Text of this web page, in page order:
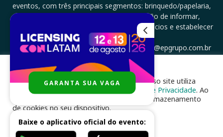
eventos, com três principais segmentos: brinquedo/papelaria,
licenciamento e zero a três com a missão de informar,
documentar, proporcionar encontro de negócios e estabelecer
parcerias.
CONTATO: +5511994513097 - atendimento@epgrupo.com.br
SIGA-NOS
Para melhor experiência e navegação, nosso site utiliza
cookies, de acordo com a nossa
Política de Privacidade. Ao
clicar em “aceito”, você concorda com o armazenamento
de cookies no seu dispositivo.
ACEITAR
GARANTA SUA VAGA
Baixe o aplicativo oficial do evento: